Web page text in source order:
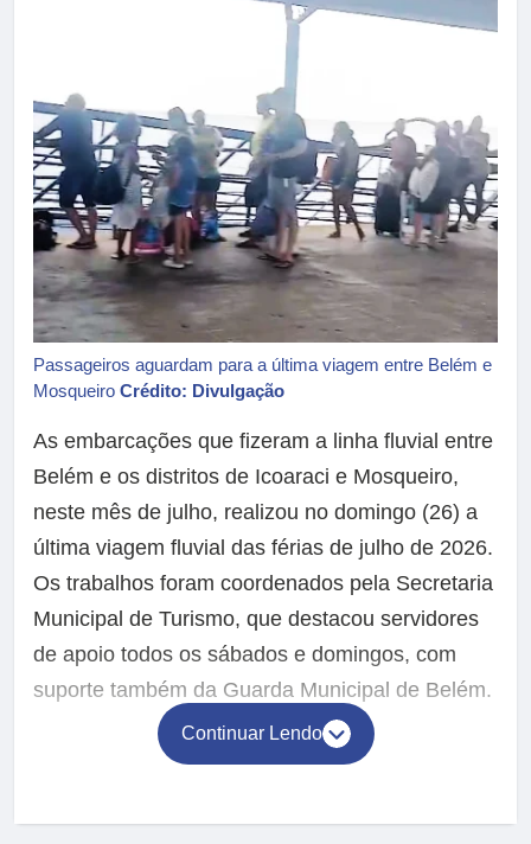
Passageiros aguardam para a última viagem entre Belém e
Mosqueiro Crédito: Divulgação
As embarcações que fizeram a linha fluvial entre
Belém e os distritos de Icoaraci e Mosqueiro,
neste mês de julho, realizou no domingo (26) a
última viagem fluvial das férias de julho de 2026.
Os trabalhos foram coordenados pela Secretaria
Municipal de Turismo, que destacou servidores
de apoio todos os sábados e domingos, com
suporte também da Guarda Municipal de Belém.
Continuar Lendo